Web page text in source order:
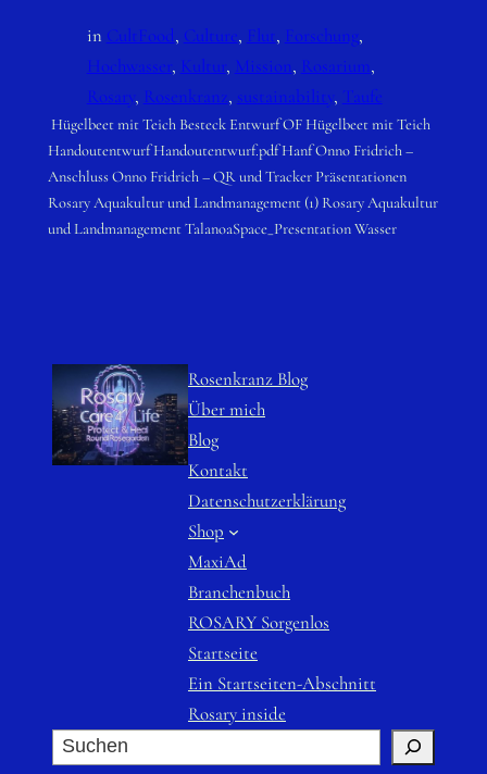
in CultFood, Culture, Flut, Forschung
Hochwasser, Kultur, Mission, Rosarium
Rosary, Rosenkranz, sustainability, Taufe
Hügelbeet mit Teich Besteck Entwurf OF Hügelbeet mit Teich
Handoutentwurf Handoutentwurf.pdf Hanf Onno Fridrich –
Anschluss Onno Fridrich – QR und Tracker Präsentationen
Rosary Aquakultur und Landmanagement (1) Rosary Aquakultur
und Landmanagement TalanoaSpace_Presentation Wasser
Rosenkranz Blog
Über mich
Blog
Kontakt
Datenschutzerklärung
Shop
MaxiAd
Branchenbuch
ROSARY Sorgenlos
Startseite
Ein Startseiten-Abschnitt
Rosary inside